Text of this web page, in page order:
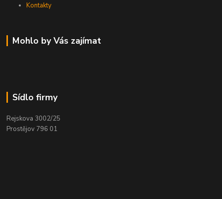
Kontakty
Mohlo by Vás zajímat
Sídlo firmy
Rejskova 3002/25
Prostějov 796 01